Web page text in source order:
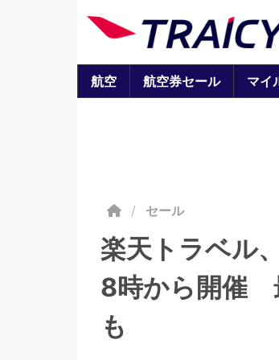
航空 航空券セール マイ
/ セール
楽天トラベル
8時から開催
も